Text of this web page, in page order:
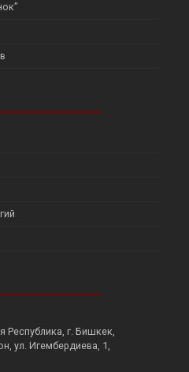
Республика, г. Бишкек,
ул. Игембердиева, 1,